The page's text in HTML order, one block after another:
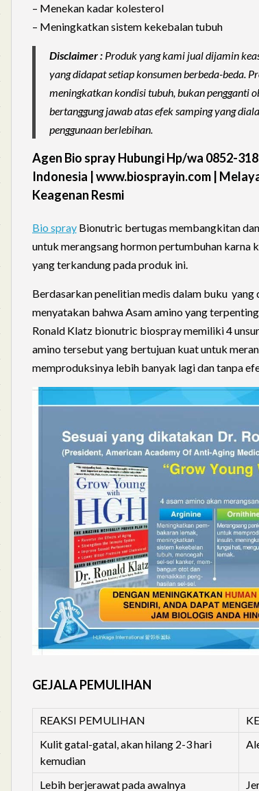
– Menekan kadar kolesterol
– Meningkatkan sistem kekebalan tubuh
Disclaimer :Produk yang kami jual dijamin
yang didapat setiap konsumen berbeda-beda.
meningkatkan kondisi tubuh, bukan pengganti
bertanggung jawab atas efek samping yang
penggunaan berlebihan.
Agen Bio spray Hubungi Hp/wa 0852-
Indonesia | www.biosprayin.com |
Keagenan Resmi
Bio sprayBionutric bertugas membangkitan
untuk merangsang hormon pertumbuhan karna
yang terkandung pada produk ini.
Berdasarkan penelitian medis dalam buku yang
menyatakan bahwa Asam amino yang
Ronald Klatz bionutric biospray memiliki 4
amino tersebut yang bertujuan kuat untuk
memproduksinya lebih banyak lagi dan tanpa
GEJALA PEMULIHAN
REAKSI PEMULIHAN
Kulit gatal-gatal, akan hilang 2-3 hari
kemudian
Lebih berjerawat pada awalnya